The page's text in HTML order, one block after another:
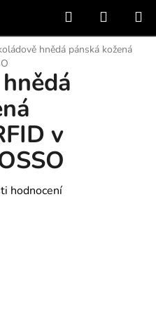
Hledat
KOŠÍK
hnědá pánská kožená
v
hodnocení